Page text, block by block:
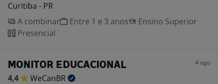
Curitiba - PR
A combinar
Entre 1 e 3 anos
Ensino Superior
Presencial
MONITOR EDUCACIONAL 4 ago
4,4
WeCanBR